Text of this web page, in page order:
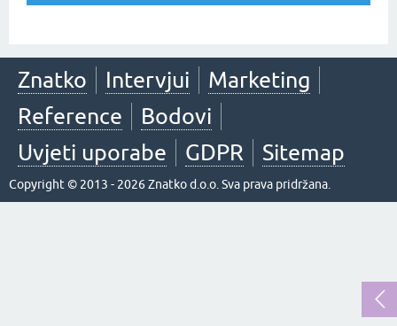
Znatko Intervjui
Marketing
Reference
Bodovi
Uvjeti uporabe
GDPR Sitemap
Copyright © 2013 - 2026 Znatko d.o.o. Sva prava pridržana.